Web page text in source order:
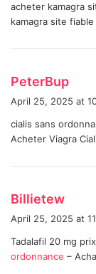
s
:
acheter kamagra
kamagra site fiable
PeterBup
a
s
:
April 25, 2025 at
cialis sans
Acheter Viagra
Billietew
a
s
April 25, 2025 at
Tadalafil 20 mg
ordonnance –